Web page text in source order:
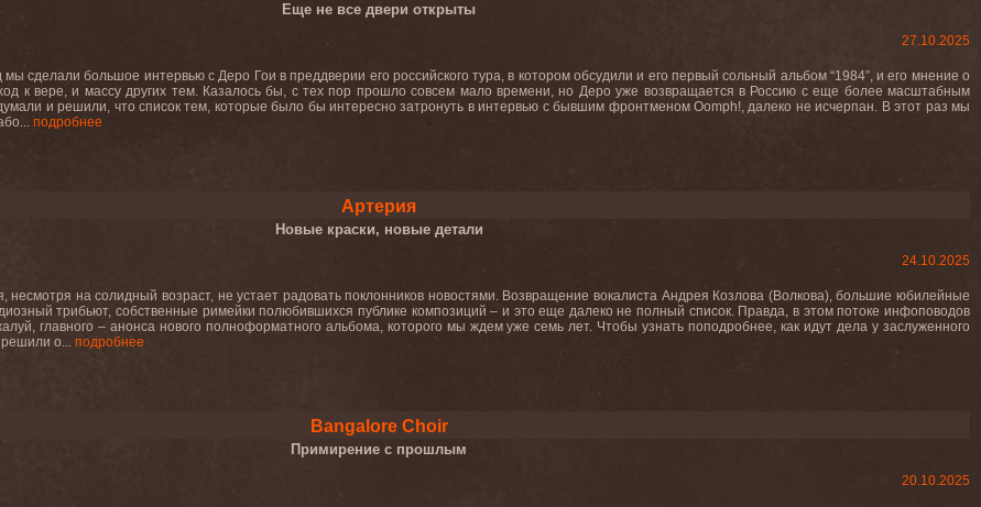
Еще не все двери открыты
27.10.2025
мы сделали большое интервью с Деро Гои в преддверии его российского тура, в котором обсудили и его первый сольный альбом “1984”, и его мнение о
к вере, и массу других тем. Казалось бы, с тех пор прошло совсем мало времени, но Деро уже возвращается в Россию с еще более масштабным
и решили, что список тем, которые было бы интересно затронуть в интервью с бывшим фронтменом Oomph!, далеко не исчерпан. В этот раз мы
подробнее
Артерия
Новые краски, новые детали
24.10.2025
несмотря на солидный возраст, не устает радовать поклонников новостями. Возвращение вокалиста Андрея Козлова (Волкова), большие юбилейные
трибьют, собственные римейки полюбившихся публике композиций – и это еще далеко не полный список. Правда, в этом потоке инфоповодов
главного – анонса нового полноформатного альбома, которого мы ждем уже семь лет. Чтобы узнать поподробнее, как идут дела у заслуженного
решили о... подробнее
Bangalore Choir
Примирение с прошлым
20.10.2025